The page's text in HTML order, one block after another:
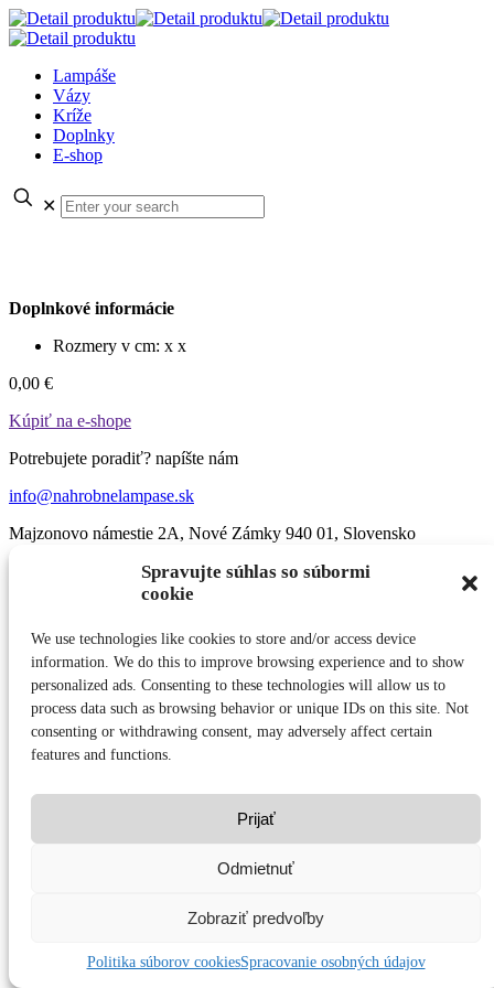
Spravujte súhlas so súbormi
cookie
We use technologies like cookies to store and/or access device
information. We do this to improve browsing experience and to show
personalized ads. Consenting to these technologies will allow us to
process data such as browsing behavior or unique IDs on this site. Not
consenting or withdrawing consent, may adversely affect certain
features and functions.
Prijať
Odmietnuť
Zobraziť predvoľby
Politika súborov cookiesSpracovanie osobných údajov
Lampáše
Vázy
Kríže
Doplnky
E-shop
✕
Doplnkové informácie
Rozmery v cm: x x
0,00 €
Kúpiť na e-shope
Potrebujete poradiť? napíšte nám
info@nahrobnelampase.sk
Majzonovo námestie 2A, Nové Zámky 940 01, Slovensko
MODU-AL Česko- Popredný výrobca kolumbárií a
© 2026
Náhrobné lampáše Spracovanie osobných údajov
súborov cookies
info@nahrobnelampase.sk